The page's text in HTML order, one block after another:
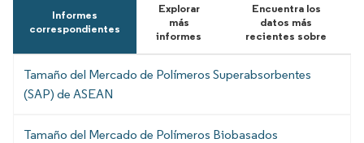
Informes
correspondientes
Explorar
más
informes
Encuentra los
datos más
recientes sobre
Tamaño del Mercado de Polímeros Superabsorbentes
(SAP) de ASEAN
Tamaño del Mercado de Polímeros Biobasados